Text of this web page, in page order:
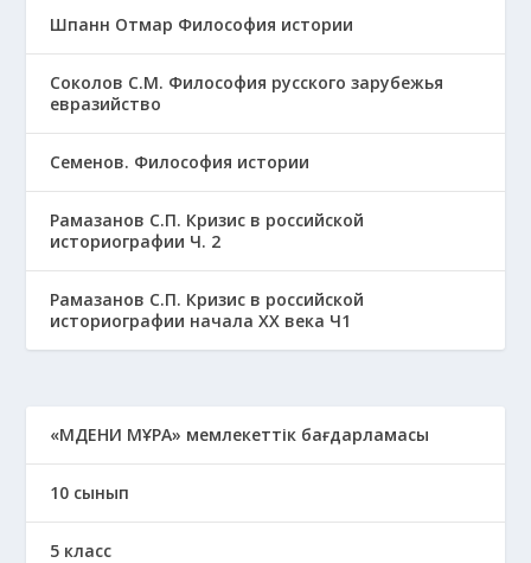
Шпанн Отмар Философия истории
Соколов С.М. Философия русского зарубежья
евразийство
Семенов. Философия истории
Рамазанов С.П. Кризис в российской
историографии Ч. 2
Рамазанов С.П. Кризис в российской
историографии начала ХХ века Ч1
«МӘДЕНИ МҰРА» мемлекеттік бағдарламасы
10 сынып
5 класс